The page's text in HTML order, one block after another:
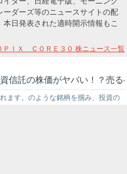
ダーズ等のニュースサイトの配
日発表された適時開示情報もこ
ＩＸ ＣＯＲＥ３０ 株ニュース一覧
信託の株価がヤバい！？売
ます。のような銘柄を掴み、投資の
ポートする環境を…